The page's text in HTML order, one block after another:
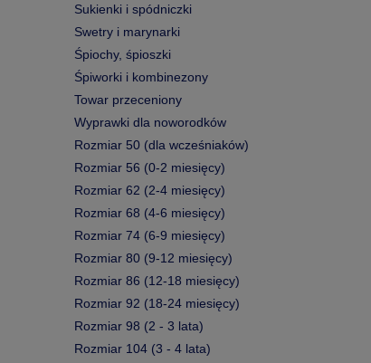
Sukienki i spódniczki
Swetry i marynarki
Śpiochy, śpioszki
Śpiworki i kombinezony
Towar przeceniony
Wyprawki dla noworodków
Rozmiar 50 (dla wcześniaków)
Rozmiar 56 (0-2 miesięcy)
Rozmiar 62 (2-4 miesięcy)
Rozmiar 68 (4-6 miesięcy)
Rozmiar 74 (6-9 miesięcy)
Rozmiar 80 (9-12 miesięcy)
Rozmiar 86 (12-18 miesięcy)
Rozmiar 92 (18-24 miesięcy)
Rozmiar 98 (2 - 3 lata)
Rozmiar 104 (3 - 4 lata)